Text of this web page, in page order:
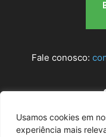
Usamos cookies em
experiência mais
Fale conosco: